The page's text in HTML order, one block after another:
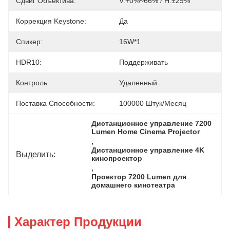
Коррекция Keystone: Да
Спикер: 16W*1
HDR10: Поддерживать
Контроль: Удаленный
Поставка Способности: 100000 Штук/месяц
Выделить:
Дистанционное управление 7200
Lumen Home Cinema Projector
,
Дистанционное управление 4K
кинопроектор
,
Проектор 7200 Lumen для
домашнего кинотеатра
Характер Продукции